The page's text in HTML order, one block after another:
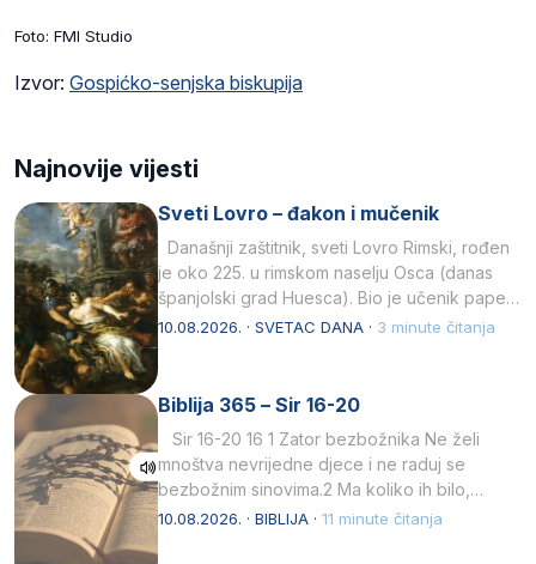
Foto: FMI Studio
Izvor: Gospićko-senjska biskupija
Najnovije vijesti
Sveti Lovro – đakon i mučenik
Današnji zaštitnik, sveti Lovro Rimski, rođen
je oko 225. u rimskom naselju Osca (danas
španjolski grad Huesca). Bio je učenik pape…
10.08.2026. · SVETAC DANA · 3 minute čitanja
Biblija 365 – Sir 16-20
Sir 16-20 16 1 Zator bezbožnika Ne želi
mnoštva nevrijedne djece i ne raduj se
bezbožnim sinovima.2 Ma koliko ih bilo,…
10.08.2026. · BIBLIJA · 11 minute čitanja